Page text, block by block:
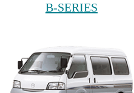
B-SERIES